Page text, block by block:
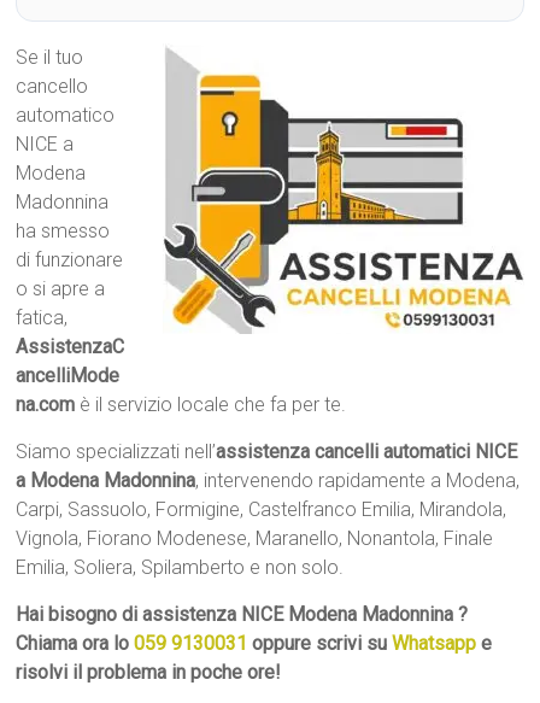
Se il tuo
cancello
automatico
NICE a
Modena
Madonnina
ha smesso
di funzionare
o si apre a
fatica,
AssistenzaC
ancelliMode
na.com è il servizio locale che fa per te.
Siamo specializzati nell’assistenza cancelli automatici NICE
a Modena Madonnina, intervenendo rapidamente a Modena,
Carpi, Sassuolo, Formigine, Castelfranco Emilia, Mirandola,
Vignola, Fiorano Modenese, Maranello, Nonantola, Finale
Emilia, Soliera, Spilamberto e non solo.
Hai bisogno di assistenza NICE Modena Madonnina ?
Chiama ora lo059 9130031 oppure scrivi suWhatsapp e
risolvi il problema in poche ore!